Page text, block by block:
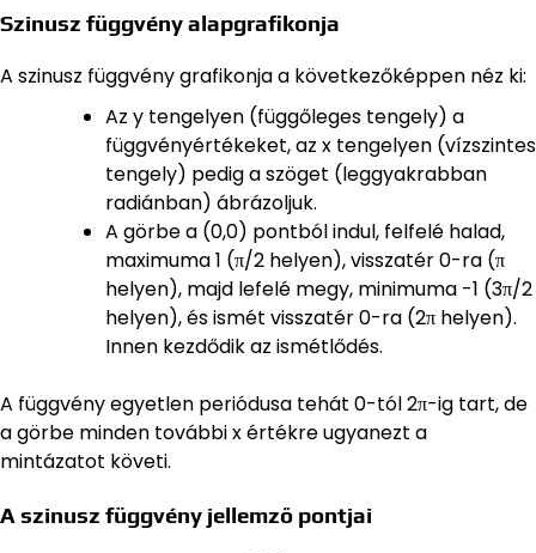
Szinusz függvény alapgrafikonja
A szinusz függvény grafikonja a következőképpen néz ki:
Az y tengelyen (függőleges tengely) a
függvényértékeket, az x tengelyen (vízszintes
tengely) pedig a szöget (leggyakrabban
radiánban) ábrázoljuk.
A görbe a (0,0) pontból indul, felfelé halad,
maximuma 1 (π/2 helyen), visszatér 0-ra (π
helyen), majd lefelé megy, minimuma -1 (3π/2
helyen), és ismét visszatér 0-ra (2π helyen).
Innen kezdődik az ismétlődés.
A függvény egyetlen periódusa tehát 0-tól 2π-ig tart, de
a görbe minden további x értékre ugyanezt a
mintázatot követi.
A szinusz függvény jellemző pontjai